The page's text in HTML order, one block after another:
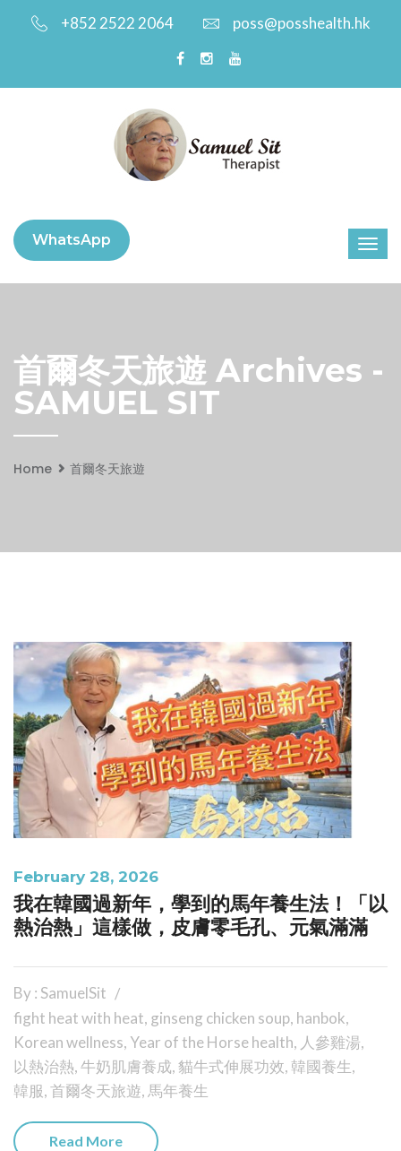
+852 2522 2064 poss@posshealth.hk
WhatsApp
首爾冬天旅遊 Archives -
SAMUEL SIT
Home 首爾冬天旅遊
February 28, 2026
我在韓國過新年，學到的馬年養生法！「以
熱治熱」這樣做，皮膚零毛孔、元氣滿滿
By : SamuelSit
fight heat with heat, ginseng chicken soup, hanbok,
Korean wellness, Year of the Horse health, 人參雞湯,
以熱治熱,牛奶肌膚養成,貓牛式伸展功效,韓國養生,
韓服,首爾冬天旅遊,馬年養生
Read More